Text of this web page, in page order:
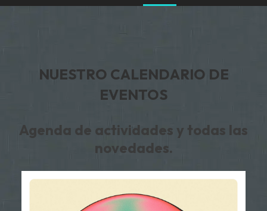
NUESTRO CALENDARIO DE
EVENTOS
Agenda de actividades y todas las
novedades.